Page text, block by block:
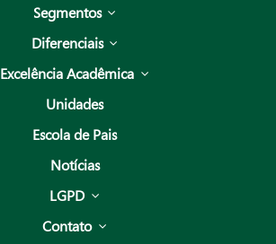
Segmentos
Diferenciais
Excelência Acadêmica
Unidades
Escola de Pais
Notícias
LGPD
Contato